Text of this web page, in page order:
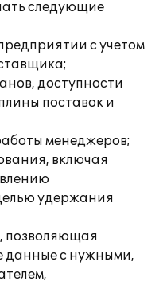
следующие
с учетом
доступности
поставок и
менеджеров;
включая
удержания
позволяющая
данные с нужными,